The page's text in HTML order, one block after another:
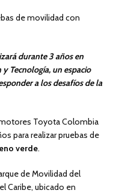
de movilidad con
durante 3 años en
Tecnología, un espacio
a los desafíos de la
Toyota Colombia
para realizar pruebas de
verde.
de Movilidad del
Caribe, ubicado en